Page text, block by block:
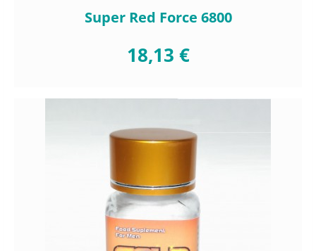
Super Red Force 6800
18,13 €